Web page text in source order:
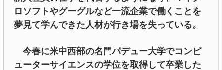
ロソフトやグーグルなど一流企業で働くことを
夢見て学んできた人材が行き場を失っている。
今春に米中西部の名門パデュー大学でコンピ
ューターサイエンスの学位を取得して卒業した